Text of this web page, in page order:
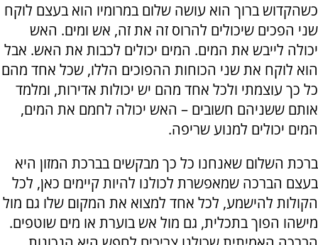
כשהקדוש ברוך הוא עושה שלום במרומיו הוא בעצם לוקח
שני הפכים שיכולים להרוס זה את זה, אש ומים. האש
יכולה לייבש את המים. המים יכולים לכבות את האש. אבל
הוא לוקח את שני הכוחות ההפוכים הללו, שכל אחד מהם
כל כך עוצמתי ולכל אחד מהם יש יכולות אדירות, ומלמד
אותם ששניהם חשובים – האש יכולה לחמם את המים,
המים יכולים למנוע שריפה.
ברכת השלום שאנחנו כל כך מבקשים בברכת המזון היא
בעצם הברכה שמאפשרת לכולנו להיות קיימים כאן, לכל
הקולות להישמע, לכל אחד למצוא את המקום שלו גם מול
מישהו הפוך בתכלית, גם מול אש בוערת או מים שוטפים.